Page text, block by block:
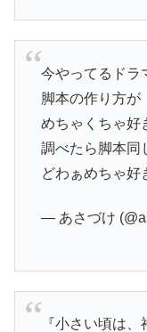
今やってるドラ
脚本の作り方が
めちゃくちゃ好
調べたら脚本同
どわぁめちゃ好
— あさづけ
『小さい頃は